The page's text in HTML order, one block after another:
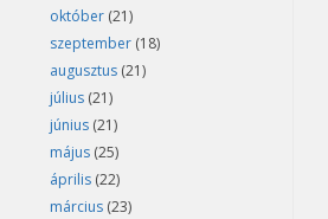
október (21)
szeptember (18)
augusztus (21)
július (21)
június (21)
május (25)
április (22)
március (23)